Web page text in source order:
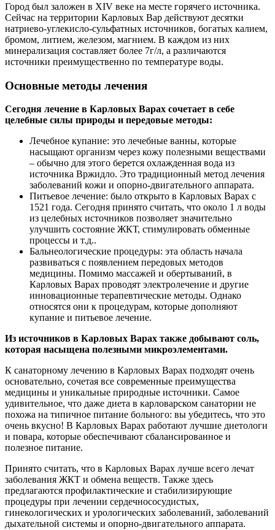
Город был заложен в XIV веке на месте горячего источника.
Сейчас на территории Карловых Вар действуют десятки
натриево-углекисло-сульфатных источников, богатых калием,
бромом, литием, железом, магнием. В каждом из них
минерализация составляет более 7г/л, а различаются
источники преимущественно по температуре воды.
Основные методы лечения
Сегодня лечение в Карловых Варах сочетает в себе
целебные силы природы и передовые методы:
Лечебное купание: это лечебные ванны, которые
насыщают организм через кожу полезными веществами
– обычно для этого берется охлажденная вода из
источника Вржидло. Это традиционный метод лечения
заболеваний кожи и опорно-двигательного аппарата.
Питьевое лечение: было открыто в Карловых Варах с
1521 года. Сегодня принято считать, что около 1 л воды
из целебных источников позволяет значительно
улучшить состояние ЖКТ, стимулировать обменные
процессы и т.д..
Бальнеологические процедуры: эта область начала
развиваться с появлением передовых методов
медицины. Помимо массажей и обертываний, в
Карловых Варах проводят электролечение и другие
инновационные терапевтические методы. Однако
относятся они к процедурам, которые дополняют
купание и питьевое лечение.
Из источников в Карловых Варах также добывают соль,
которая насыщена полезными микроэлементами.
К санаторному лечению в Карловых Варах подходят очень
основательно, сочетая все современные преимущества
медицины и уникальные природные источники. Самое
удивительное, что даже диета в карловарском санатории не
похожа на типичное питание больного: вы убедитесь, что это
очень вкусно! В Карловых Варах работают лучшие диетологи
и повара, которые обеспечивают сбалансированное и
полезное питание.
Принято считать, что в Карловых Варах лучше всего лечат
заболевания ЖКТ и обмена веществ. Также здесь
предлагаются профилактические и стабилизирующие
процедуры при лечении сердечнососудистых,
гинекологических и урологических заболеваний, заболеваний
дыхательной системы и опорно-двигательного аппарата.